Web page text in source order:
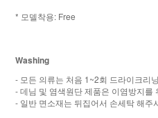
* 모델착용: Free
Washing
- 모든 의류는 처음 1~2회 드라이크리
- 데님 및 염색원단 제품은 이염방지
- 일반 면소재는 뒤집어서 손세탁 해